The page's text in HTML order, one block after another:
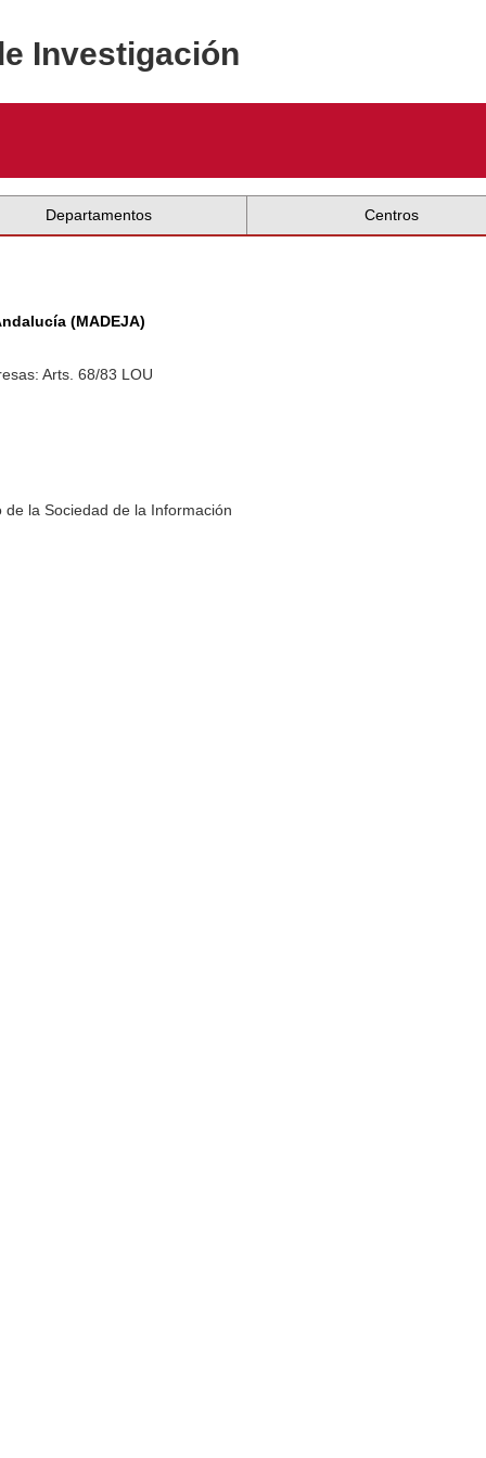
Investigación
Departamentos Centros
(MADEJA)
Arts. 68/83 LOU
la Sociedad de la Información